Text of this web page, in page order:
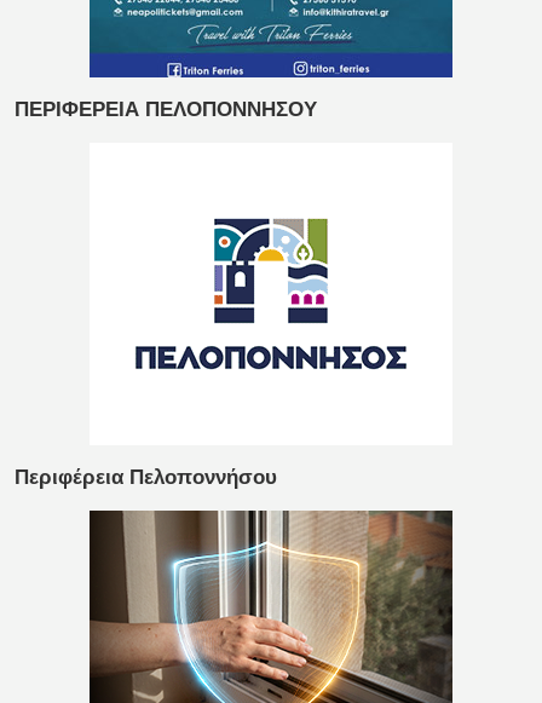
ΠΕΡΙΦΕΡΕΙΑ ΠΕΛΟΠΟΝΝΗΣΟΥ
Περιφέρεια Πελοποννήσου